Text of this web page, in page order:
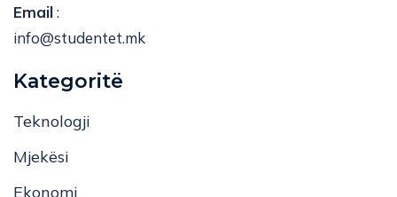
Email:
info@studentet.mk
Kategoritë
Teknologji
Mjekësi
Ekonomi